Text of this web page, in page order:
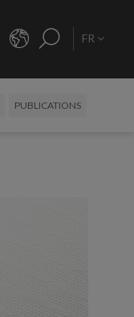
FR
PUBLICATIONS